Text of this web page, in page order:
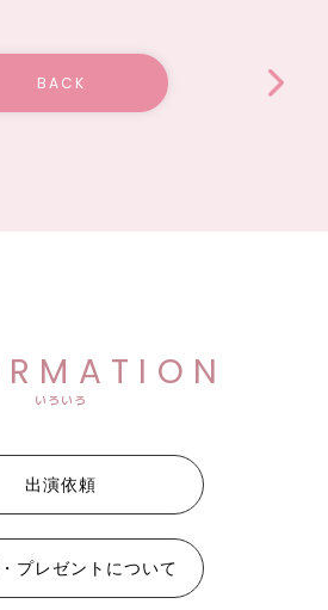
BACK
いろいろ
出演依頼
プレゼントについて